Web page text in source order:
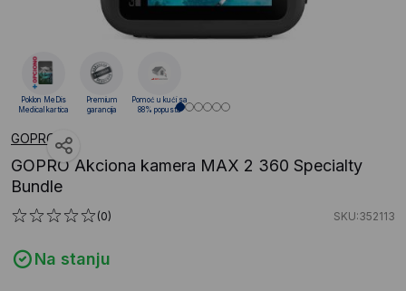
GOPRO
GOPRO Akciona kamera MAX 2 360 Specialty
Bundle
(0) SKU:352113
Na stanju
Poklon MeDis
Medical kartica
Premium
garancija
Pomoć u kući sa
88% popusta